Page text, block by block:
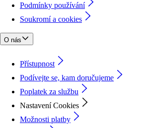
Podmínky používání
Soukromí a cookies
O nás
Přístupnost
Podívejte se, kam doručujeme
Poplatek za službu
Nastavení Cookies
Možnosti platby